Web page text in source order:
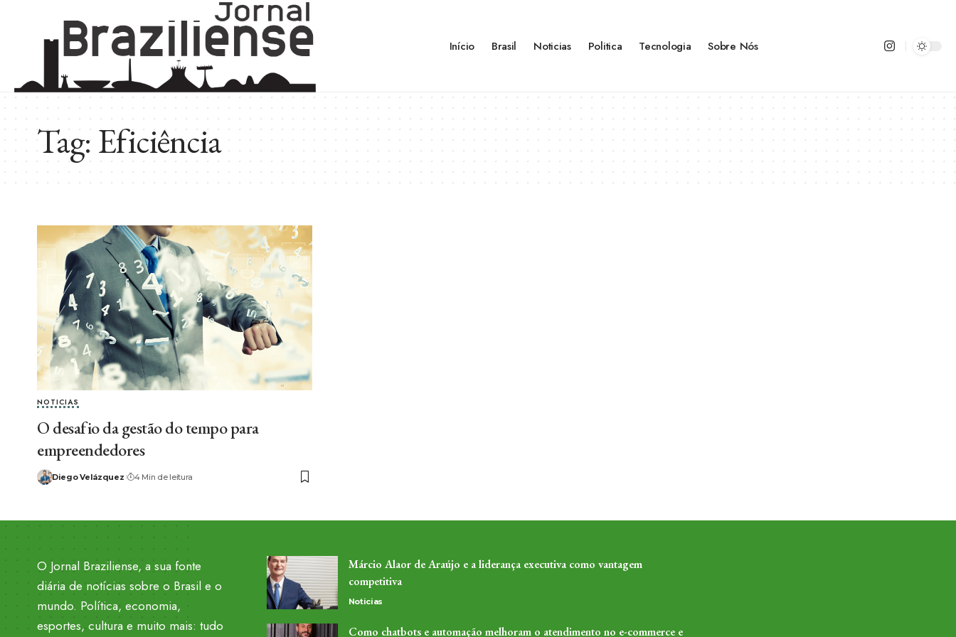
Início Brasil Noticias Politica Tecnologia Sobre Nós
Tag:Eficiência
NOTICIAS
O desafio da gestão do tempo para
empreendedores
Diego Velázquez 4 Min de leitura
O Jornal Braziliense, a sua fonte
diária de notícias sobre o Brasil e o
mundo. Política, economia,
esportes, cultura e muito mais: tudo
Márcio Alaor de Araújo e a liderança executiva como vantagem
competitiva
Noticias
Como chatbots e automação melhoram o atendimento no e-commerce e